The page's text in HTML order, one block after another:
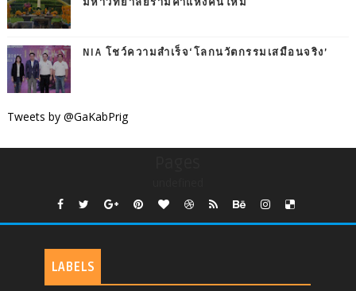
NIA โชว์ความสำเร็จ‘โลกนวัตกรรมเสมือนจริง’
Tweets by @GaKabPrig
LABELS